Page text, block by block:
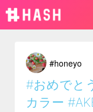
#honeyo
#おめでと
カラー